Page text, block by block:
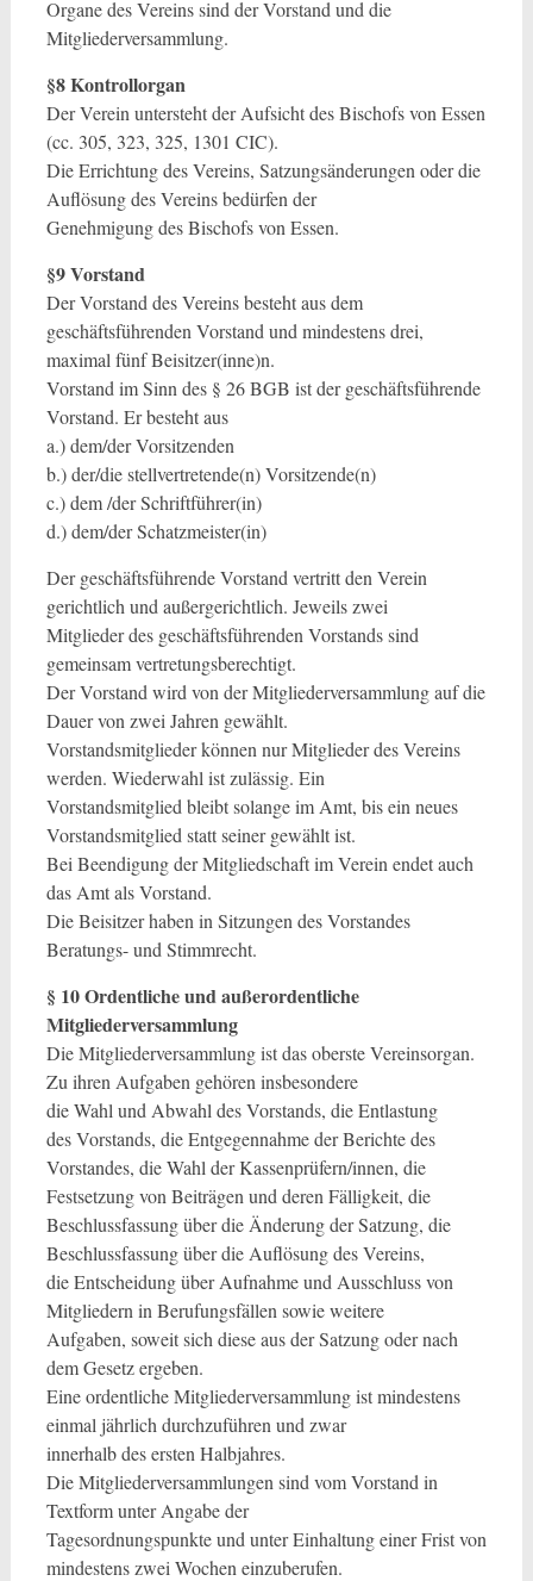
Organe des Vereins sind der Vorstand und die
Mitgliederversammlung.
§8 Kontrollorgan
Der Verein untersteht der Aufsicht des Bischofs von Essen
(cc. 305, 323, 325, 1301 CIC).
Die Errichtung des Vereins, Satzungsänderungen oder die
Auflösung des Vereins bedürfen der
Genehmigung des Bischofs von Essen.
§9 Vorstand
Der Vorstand des Vereins besteht aus dem
geschäftsführenden Vorstand und mindestens drei,
maximal fünf Beisitzer(inne)n.
Vorstand im Sinn des § 26 BGB ist der geschäftsführende
Vorstand. Er besteht aus
a.) dem/der Vorsitzenden
b.) der/die stellvertretende(n) Vorsitzende(n)
c.) dem /der Schriftführer(in)
d.) dem/der Schatzmeister(in)
Der geschäftsführende Vorstand vertritt den Verein
gerichtlich und außergerichtlich. Jeweils zwei
Mitglieder des geschäftsführenden Vorstands sind
gemeinsam vertretungsberechtigt.
Der Vorstand wird von der Mitgliederversammlung auf die
Dauer von zwei Jahren gewählt.
Vorstandsmitglieder können nur Mitglieder des Vereins
werden. Wiederwahl ist zulässig. Ein
Vorstandsmitglied bleibt solange im Amt, bis ein neues
Vorstandsmitglied statt seiner gewählt ist.
Bei Beendigung der Mitgliedschaft im Verein endet auch
das Amt als Vorstand.
Die Beisitzer haben in Sitzungen des Vorstandes
Beratungs- und Stimmrecht.
§ 10 Ordentliche und außerordentliche
Mitgliederversammlung
Die Mitgliederversammlung ist das oberste Vereinsorgan.
Zu ihren Aufgaben gehören insbesondere
die Wahl und Abwahl des Vorstands, die Entlastung
des Vorstands, die Entgegennahme der Berichte des
Vorstandes, die Wahl der Kassenprüfern/innen, die
Festsetzung von Beiträgen und deren Fälligkeit, die
Beschlussfassung über die Änderung der Satzung, die
Beschlussfassung über die Auflösung des Vereins,
die Entscheidung über Aufnahme und Ausschluss von
Mitgliedern in Berufungsfällen sowie weitere
Aufgaben, soweit sich diese aus der Satzung oder nach
dem Gesetz ergeben.
Eine ordentliche Mitgliederversammlung ist mindestens
einmal jährlich durchzuführen und zwar
innerhalb des ersten Halbjahres.
Die Mitgliederversammlungen sind vom Vorstand in
Textform unter Angabe der
Tagesordnungspunkte und unter Einhaltung einer Frist von
mindestens zwei Wochen einzuberufen.